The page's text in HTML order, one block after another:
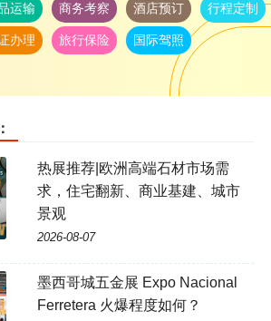
运输 商务考察 酒店预订 行程定制
办理 旅行保险 国际驾照
热展推荐|欧洲高端石材市场需
求，住宅翻新、商业基建、城市
景观
2026-08-07
墨西哥城五金展 Expo Nacional
Ferretera 火爆程度如何？